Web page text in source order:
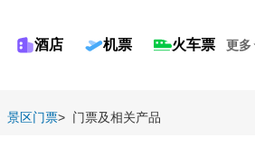
酒店 机票 火车票 更多
景区门票> 门票及相关产品